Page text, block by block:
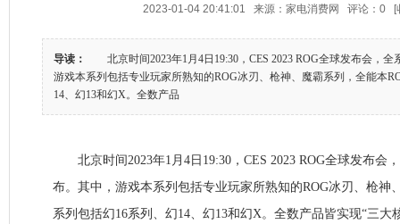
2023-01-04 20:41:01 来源：家电消费网 评论： 0 [
导读：
北京时间2023年1月4日19:30，CES 2023 ROG全球发布会，全
游戏本系列包括专业玩家所熟知的ROG冰刃、枪神、魔霸系列，全能本
14、幻13和幻X。全数产品
北京时间2023年1月4日19:30，CES 2023 ROG全球发布会
布。其中，游戏本系列包括专业玩家所熟知的ROG冰刃、枪神
系列包括幻16系列、幻14、幻13和幻X。全数产品皆实现“三大